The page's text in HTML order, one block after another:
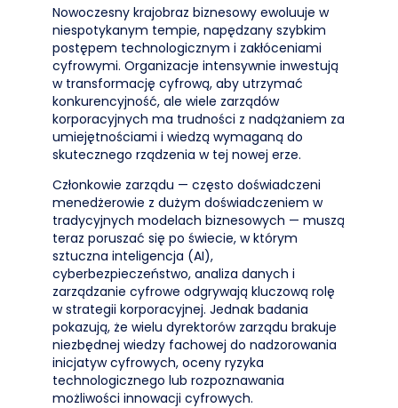
Nowoczesny krajobraz biznesowy ewoluuje w
niespotykanym tempie, napędzany szybkim
postępem technologicznym i zakłóceniami
cyfrowymi. Organizacje intensywnie inwestują
w transformację cyfrową, aby utrzymać
konkurencyjność, ale wiele zarządów
korporacyjnych ma trudności z nadążaniem za
umiejętnościami i wiedzą wymaganą do
skutecznego rządzenia w tej nowej erze.
Członkowie zarządu — często doświadczeni
menedżerowie z dużym doświadczeniem w
tradycyjnych modelach biznesowych — muszą
teraz poruszać się po świecie, w którym
sztuczna inteligencja (AI),
cyberbezpieczeństwo, analiza danych i
zarządzanie cyfrowe odgrywają kluczową rolę
w strategii korporacyjnej. Jednak badania
pokazują, że wielu dyrektorów zarządu brakuje
niezbędnej wiedzy fachowej do nadzorowania
inicjatyw cyfrowych, oceny ryzyka
technologicznego lub rozpoznawania
możliwości innowacji cyfrowych.